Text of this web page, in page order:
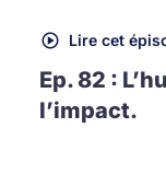
Lire cet
Ep. 82 :
l’impact.